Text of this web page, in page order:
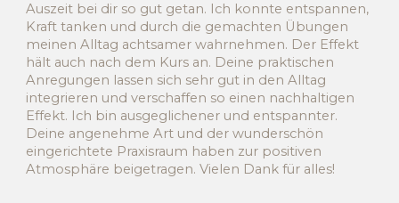
Auszeit bei dir so gut getan. Ich konnte entspannen,
Kraft tanken und durch die gemachten Übungen
meinen Alltag achtsamer wahrnehmen. Der Effekt
hält auch nach dem Kurs an. Deine praktischen
Anregungen lassen sich sehr gut in den Alltag
integrieren und verschaffen so einen nachhaltigen
Effekt. Ich bin ausgeglichener und entspannter.
Deine angenehme Art und der wunderschön
eingerichtete Praxisraum haben zur positiven
Atmosphäre beigetragen. Vielen Dank für alles!